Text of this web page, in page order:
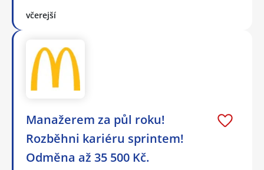
včerejší
Manažerem za půl roku!
Rozběhni kariéru sprintem!
Odměna až 35 500 Kč.